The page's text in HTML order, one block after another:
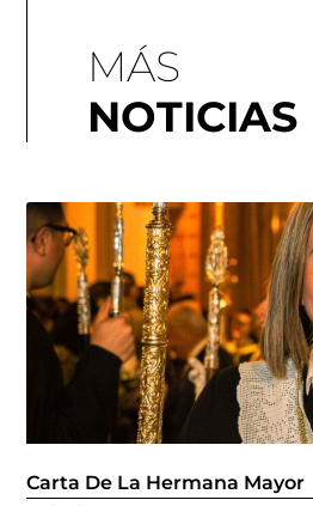
MÁS
NOTICIAS
Carta De La Hermana Mayor